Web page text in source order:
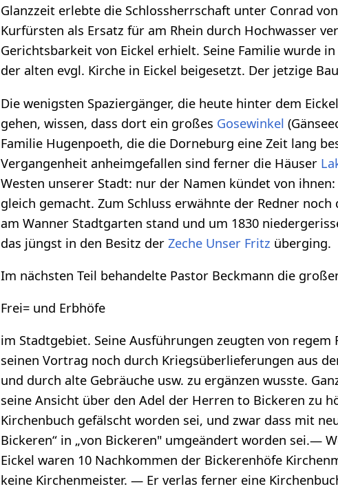
Glanzzeit erlebte die Schlossherrschaft unter Conrad
Kurfürsten als Ersatz für am Rhein durch Hochwasser
Gerichtsbarkeit von Eickel erhielt. Seine Familie wurde
der alten evgl. Kirche in Eickel beigesetzt. Der jetzige
Die wenigsten Spaziergänger, die heute hinter dem
gehen, wissen, dass dort ein großes Gosewinkel
Familie Hugenpoeth, die die Dorneburg eine Zeit lang
Vergangenheit anheimgefallen sind ferner die Häuser
Westen unserer Stadt: nur der Namen kündet von
gleich gemacht. Zum Schluss erwähnte der Redner noch
am Wanner Stadtgarten stand und um 1830
das jüngst in den Besitz derZeche Unser Fritz überging.
Im nächsten Teil behandelte Pastor Beckmann die
Frei= und Erbhöfe
im Stadtgebiet. Seine Ausführungen zeugten von regem
seinen Vortrag noch durch Kriegsüberlieferungen aus
und durch alte Gebräuche usw. zu ergänzen wusste.
seine Ansicht über den Adel der Herren to Bickeren zu
Kirchenbuch gefälscht worden sei, und zwar dass mit
Bickeren“ in „von Bickeren" umgeändert worden sei.—
Eickel waren 10 Nachkommen der Bickerenhöfe
keine Kirchenmeister. — Er verlas ferner eine